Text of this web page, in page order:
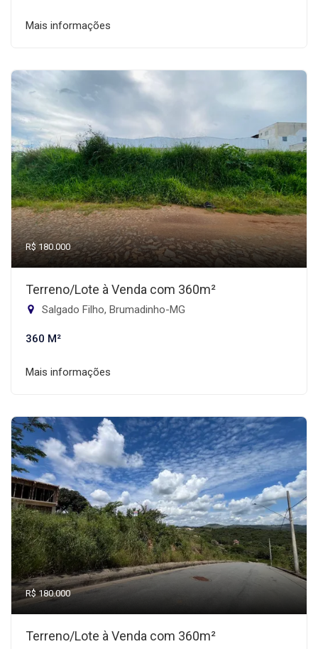
Mais informações
R$ 180.000
Terreno/Lote à Venda com 360m²
Salgado Filho, Brumadinho-MG
360 M²
Mais informações
R$ 180.000
Terreno/Lote à Venda com 360m²